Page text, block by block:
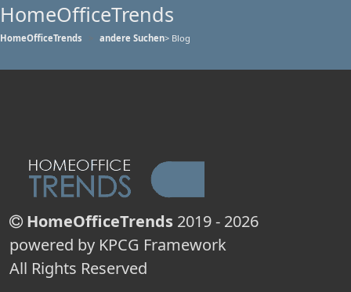
HomeOfficeTrends
HomeOfficeTrends andere Suchen> Blog
HomeOfficeTrends 2019 - 2026
powered by KPCG Framework
All Rights Reserved